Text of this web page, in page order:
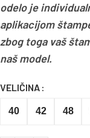
odelo je
aplikacijom
zbog toga vaš
naš model.
VELIČINA
40 42 48